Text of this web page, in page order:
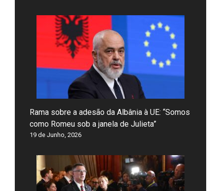
Rama sobre a adesão da Albânia à UE: “Somos
como Romeu sob a janela de Julieta”
19 de Junho, 2026